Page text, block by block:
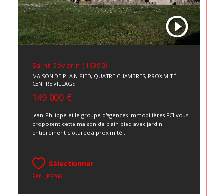
Saint-Séverin (16390)
MAISON DE PLAIN PIED, QUATRE CHAMBRES, PROXIMITÉ
CENTRE VILLAGE
149 000 €
Jean-Philippe et le groupe d'agences immobilières FCI vous
proposent cette maison de plain pied avec jardin
entièrement clôturée à proximité...
Sélectionner
Réf : JPF266